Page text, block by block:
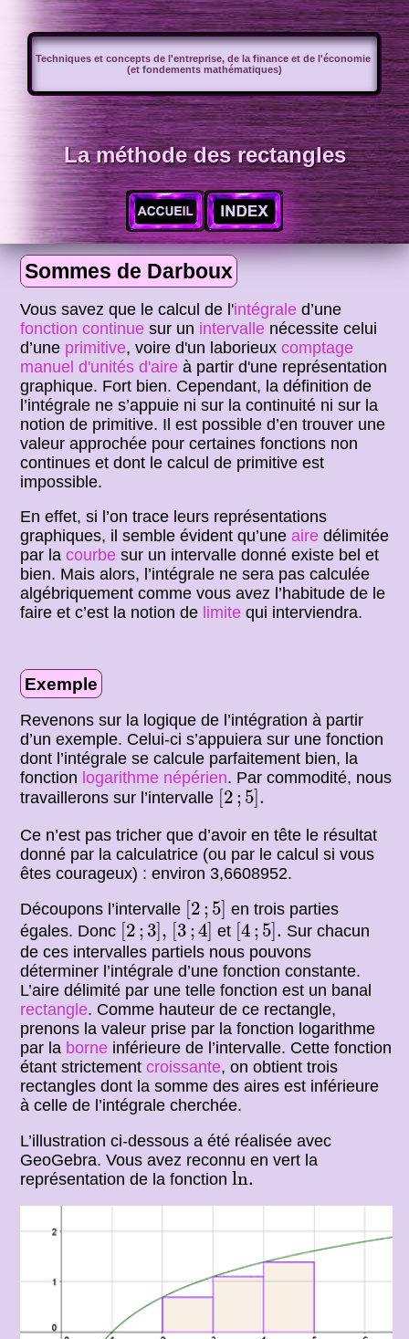
Techniques et concepts de l'entreprise, de la finance et de l'économie
(et fondements mathématiques)
La méthode des rectangles
Sommes de Darboux
Vous savez que le calcul de l'intégrale d’une
fonction continue sur un intervalle nécessite celui
d’une primitive, voire d'un laborieuxcomptage
manuel d'unités d'aire à partir d'une représentation
graphique. Fort bien. Cependant, la définition de
l’intégrale ne s’appuie ni sur la continuité ni sur la
notion de primitive. Il est possible d’en trouver une
valeur approchée pour certaines fonctions non
continues et dont le calcul de primitive est
impossible.
En effet, si l’on trace leurs représentations
graphiques, il semble évident qu’uneaire délimitée
par lacourbe sur un intervalle donné existe bel et
bien. Mais alors, l’intégrale ne sera pas calculée
algébriquement comme vous avez l’habitude de le
faire et c’est la notion de limite qui interviendra.
Exemple
Revenons sur la logique de l’intégration à partir
d’un exemple. Celui-ci s’appuiera sur une fonction
dont l’intégrale se calcule parfaitement bien, la
fonction logarithme népérien. Par commodité, nous
travaillerons sur l’intervalle [2 ; 5].
[2 ; 5].
Ce n’est pas tricher que d’avoir en tête le résultat
donné par la calculatrice (ou par le calcul si vous
êtes courageux) : environ 3,6608952.
Découpons l’intervalle 2 ; 5
[2 5] en trois parties
égales. Donc 2 ; 3 ,
[2;3], 3 ;4
[3;4] et [4 ; 5 .
[4 ;5]. Sur chacun
de ces intervalles partiels nous pouvons
déterminer l’intégrale d’une fonction constante.
L’aire délimité par une telle fonction est un banal
rectangle. Comme hauteur de ce rectangle,
prenons la valeur prise par la fonction logarithme
par la borne inférieure de l’intervalle. Cette fonction
étant strictementcroissante, on obtient trois
rectangles dont la somme des aires est inférieure
à celle de l’intégrale cherchée.
L’illustration ci-dessous a été réalisée avec
GeoGebra. Vous avez reconnu en vert la
représentation de la fonctionln.
ln .